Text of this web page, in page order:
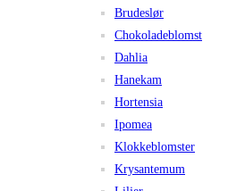
Brudeslør
Chokoladeblomst
Dahlia
Hanekam
Hortensia
Ipomea
Klokkeblomster
Krysantemum